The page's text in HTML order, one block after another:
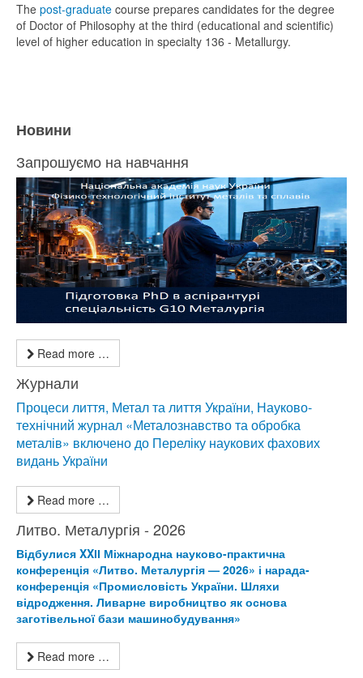
The post-graduate course prepares candidates for the degree
of Doctor of Philosophy at the third (educational and scientific)
level of higher education in specialty 136 - Metallurgy.
Новини
Запрошуємо на навчання
Read more …
Журнали
Процеси лиття, Метал та лиття України, Науково-
технічний журнал «Металознавство та обробка
металів» включено до Переліку наукових фахових
видань України
Read more …
Литво. Металургія - 2026
Відбулися XXІІ Міжнародна науково-практична
конференція «Литво. Металургія — 2026» і нарада-
конференція «Промисловість України. Шляхи
відродження. Ливарне виробництво як основа
заготівельної бази машинобудування»
Read more …